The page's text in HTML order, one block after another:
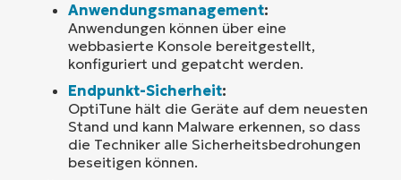
Anwendungsmanagement:
Anwendungen können über eine
webbasierte Konsole bereitgestellt,
konfiguriert und gepatcht werden.
Endpunkt-Sicherheit:
OptiTune hält die Geräte auf dem neuesten
Stand und kann Malware erkennen, so dass
die Techniker alle Sicherheitsbedrohungen
beseitigen können.